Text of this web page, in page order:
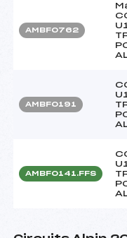
AMBF0762
AMBF0191
AMBF0141.FFS